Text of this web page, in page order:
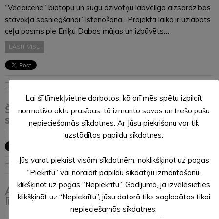
“Veclaicene” biotopu un sugu dzīvotņu labvēlīga aizsardzības
stāvokļa sasniegšanai” īstenošana. Projekta laikā ir uzlabots
ceļa posms pie Eniķu Dabas mājas un izbūvēts…
LASĪT VISU
Šeit var iepazīties ar 31. augusta domes
sēdē pieņemtajiem lēmumiem
Noderīga informācija
Apstiprina interešu izglītības programmu
līdzdalības maksājumu
Lai šī tīmekļvietne darbotos, kā arī mēs spētu izpildīt
normatīvo aktu prasības, tā izmanto savas un trešo pušu
nepieciešamās sīkdatnes. Ar Jūsu piekrišanu var tik
uzstādītas papildu sīkdatnes.
Jūs varat piekrist visām sīkdatnēm, noklikšķinot uz pogas
“Piekrītu” vai noraidīt papildu sīkdatņu izmantošanu,
klikšķinot uz pogas “Nepiekrītu”. Gadījumā, ja izvēlēsieties
klikšķināt uz “Nepiekrītu”, jūsu datorā tiks saglabātas tikai
nepieciešamās sīkdatnes.